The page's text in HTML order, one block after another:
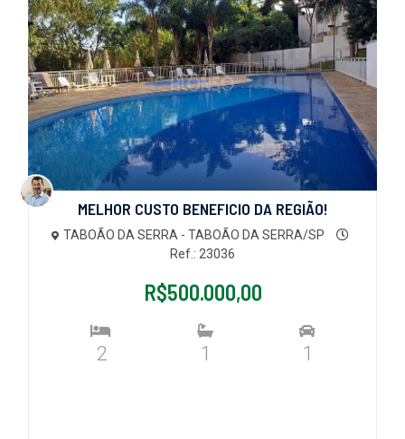
MELHOR CUSTO BENEFICIO DA REGIÃO!
TABOÃO DA SERRA - TABOÃO DA SERRA/SP
Ref.: 23036
R$500.000,00
2 1 1